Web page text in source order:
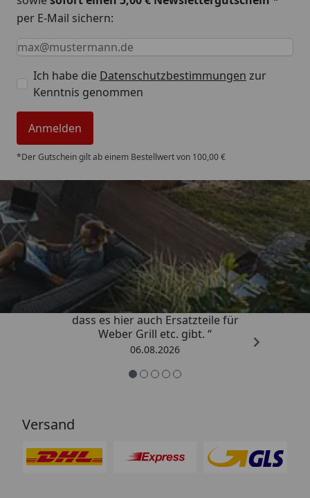
per E-Mail sichern:
Keine Eingabe erforderlich
Eingabe erforderlich
E-Mail *
Ich habe die Datenschutzbestimmungen zur
Kenntnis genommen
Anmelden
*Der Gutschein gilt ab einem Bestellwert von 100,00 €
Trusted Shops
4,85/ 5
„Schnell und zuverlässig! Schön,
dass es hier auch Ersatzteile für
Weber Grill etc. gibt. “
06.08.2026
Versand